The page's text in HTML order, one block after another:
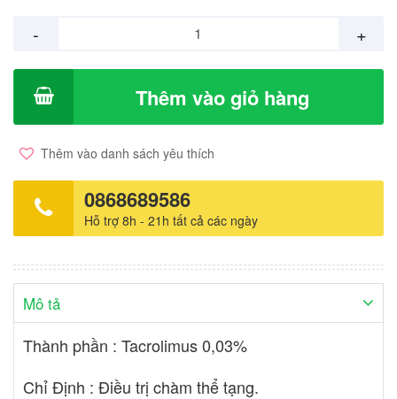
- +
Thêm vào giỏ hàng
Thêm vào danh sách yêu thích
0868689586
Hỗ trợ 8h - 21h tất cả các ngày
Mô tả
Thành phần : Tacrolimus 0,03%
Chỉ Định : Điều trị chàm thể tạng.